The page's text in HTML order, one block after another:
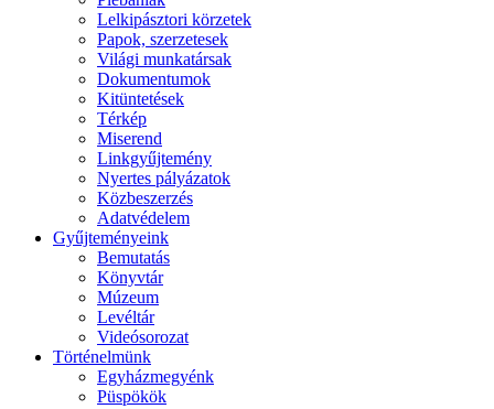
Lelkipásztori körzetek
Papok, szerzetesek
Világi munkatársak
Dokumentumok
Kitüntetések
Térkép
Miserend
Linkgyűjtemény
Nyertes pályázatok
Közbeszerzés
Adatvédelem
Gyűjteményeink
Bemutatás
Könyvtár
Múzeum
Levéltár
Videósorozat
Történelmünk
Egyházmegyénk
Püspökök